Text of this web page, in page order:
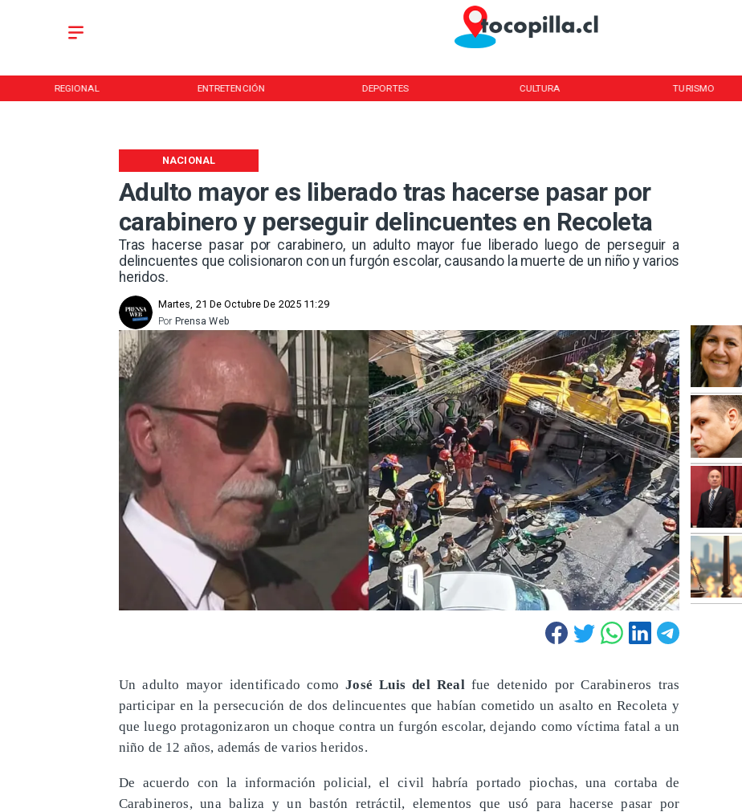
REGIONAL ENTRETENCIÓN DEPORTES CULTURA TURISMO
Adulto mayor es liberado tras hacerse pasar por
carabinero y perseguir delincuentes en Recoleta
Tras hacerse pasar por carabinero, un adulto mayor fue liberado luego de perseguir a
delincuentes que colisionaron con un furgón escolar, causando la muerte de un niño y varios
heridos.
NACIONAL
Martes, 21 De Octubre De 2025 11:29
Prensa Web
Por
Un adulto mayor identificado comoJosé Luis del Realfue detenido por Carabineros tras
participar en la persecución de dos delincuentes que habían cometido un asalto en Recoleta y
que luego protagonizaron un choque contra un furgón escolar, dejando como víctima fatal a un
niño de 12 años, además de varios heridos.
De acuerdo con la información policial, el civil habría portado piochas, una cortaba de
Carabineros, una baliza y un bastón retráctil, elementos que usó para hacerse pasar por